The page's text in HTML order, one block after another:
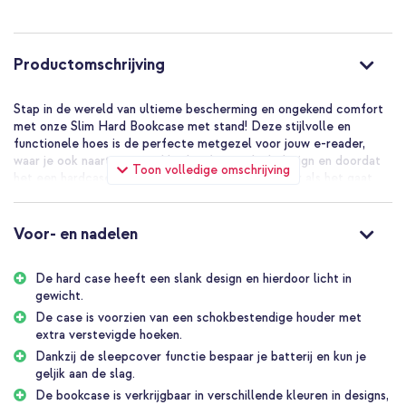
Productomschrijving
Toon volledige omschrijving
Stap in de wereld van ultieme bescherming en ongekend comfort
met onze Slim Hard Bookcase met stand! Deze stijlvolle en
functionele hoes is de perfecte metgezel voor jouw e-reader,
waar je ook naartoe gaat. Het heeft een slank design en doordat
het een hardcase is, is het een echte gamechanger als het gaat
meenemen op een reis door de vele voordelen van deze slimme en
Slank design en licht gewicht
Laat je niet misleiden door zijn slanke design, deze case biedt toch
de nodige bescherming voor je e-reader. Het lichte gewicht is
ideaal voor onderweg, zodat je geen extra last hoeft te dragen
tijdens je dagelijkse business. Gemaakt van luxe kunstleer, voegt
het niet alleen een vleugje stijl toe, maar zorgt het ook voor
duurzaamheid.
Voor- en nadelen
De hard case heeft een slank design en hierdoor licht in
gewicht.
De case is voorzien van een schokbestendige houder met
extra verstevigde hoeken.
Dankzij de sleepcover functie bespaar je batterij en kun je
geljik aan de slag.
De bookcase is verkrijgbaar in verschillende kleuren in designs,